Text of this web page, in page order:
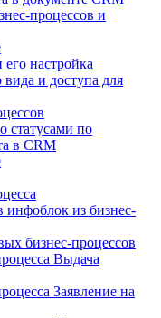
процессов и
настройка
и доступа для
статусами по
в CRM
из бизнес-
бизнес-процессов
Выдача
Заявление на